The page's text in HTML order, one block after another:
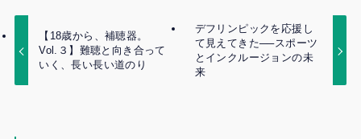
【18歳から、補聴器。
Vol.３】難聴と向き合って
いく、長い長い道のり
デフリンピックを応援し
て見えてきた──スポーツ
とインクルージョンの未
来